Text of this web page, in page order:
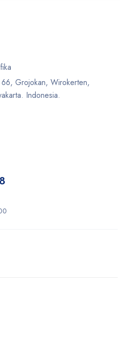
66, Grojokan, Wirokerten,
Indonesia.